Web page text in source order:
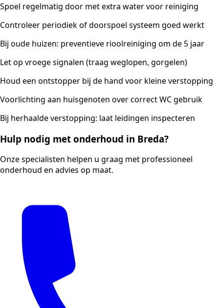
Spoel regelmatig door met extra water voor reiniging
Controleer periodiek of doorspoel systeem goed werkt
Bij oude huizen: preventieve rioolreiniging om de 5 jaar
Let op vroege signalen (traag weglopen, gorgelen)
Houd een ontstopper bij de hand voor kleine verstopping
Voorlichting aan huisgenoten over correct WC gebruik
Bij herhaalde verstopping: laat leidingen inspecteren
Hulp nodig met onderhoud in Breda?
Onze specialisten helpen u graag met professioneel
onderhoud en advies op maat.